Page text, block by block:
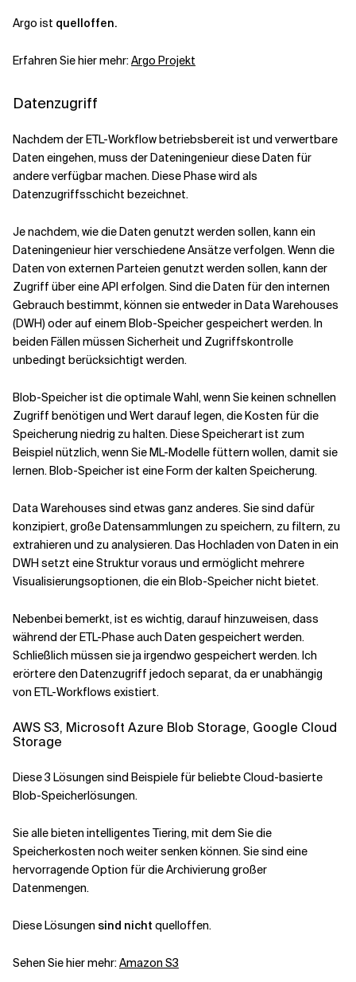
Argo ist quelloffen.
Erfahren Sie hier mehr:Argo Projekt
Datenzugriff
Nachdem der ETL-Workflow betriebsbereit ist und verwertbare
Daten eingehen, muss der Dateningenieur diese Daten für
andere verfügbar machen. Diese Phase wird als
Datenzugriffsschicht bezeichnet.
Je nachdem, wie die Daten genutzt werden sollen, kann ein
Dateningenieur hier verschiedene Ansätze verfolgen. Wenn die
Daten von externen Parteien genutzt werden sollen, kann der
Zugriff über eine API erfolgen. Sind die Daten für den internen
Gebrauch bestimmt, können sie entweder in Data Warehouses
(DWH) oder auf einem Blob-Speicher gespeichert werden. In
beiden Fällen müssen Sicherheit und Zugriffskontrolle
unbedingt berücksichtigt werden.
Blob-Speicher ist die optimale Wahl, wenn Sie keinen schnellen
Zugriff benötigen und Wert darauf legen, die Kosten für die
Speicherung niedrig zu halten. Diese Speicherart ist zum
Beispiel nützlich, wenn Sie ML-Modelle füttern wollen, damit sie
lernen. Blob-Speicher ist eine Form der kalten Speicherung.
Data Warehouses sind etwas ganz anderes. Sie sind dafür
konzipiert, große Datensammlungen zu speichern, zu filtern, zu
extrahieren und zu analysieren. Das Hochladen von Daten in ein
DWH setzt eine Struktur voraus und ermöglicht mehrere
Visualisierungsoptionen, die ein Blob-Speicher nicht bietet.
Nebenbei bemerkt, ist es wichtig, darauf hinzuweisen, dass
während der ETL-Phase auch Daten gespeichert werden.
Schließlich müssen sie ja irgendwo gespeichert werden. Ich
erörtere den Datenzugriff jedoch separat, da er unabhängig
von ETL-Workflows existiert.
AWS S3, Microsoft Azure Blob Storage, Google Cloud
Storage
Diese 3 Lösungen sind Beispiele für beliebte Cloud-basierte
Blob-Speicherlösungen.
Sie alle bieten intelligentes Tiering, mit dem Sie die
Speicherkosten noch weiter senken können. Sie sind eine
hervorragende Option für die Archivierung großer
Datenmengen.
Diese Lösungen sind nicht quelloffen.
Sehen Sie hier mehr:Amazon S3